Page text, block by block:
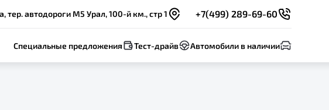
тер. автодороги М5 Урал, 100-й км., стр 1 +7(499) 289-69-60
Специальные предложения Тест-драйв Автомобили в наличии